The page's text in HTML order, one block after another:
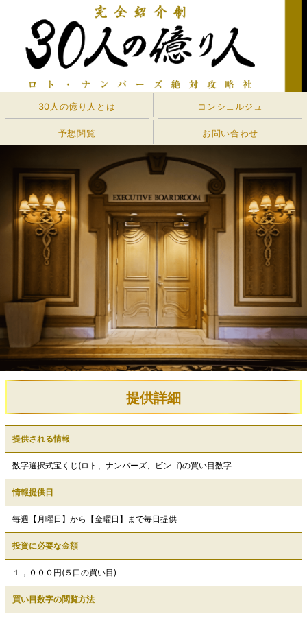
30人の億り人とは コンシェルジュ
予想閲覧 お問い合わせ
提供詳細
提供される情報
数字選択式宝くじ(ロト、ナンバーズ、ビンゴ)の買い目数字
情報提供日
毎週【月曜日】から【金曜日】まで毎日提供
投資に必要な金額
１，０００円(５口の買い目)
買い目数字の閲覧方法